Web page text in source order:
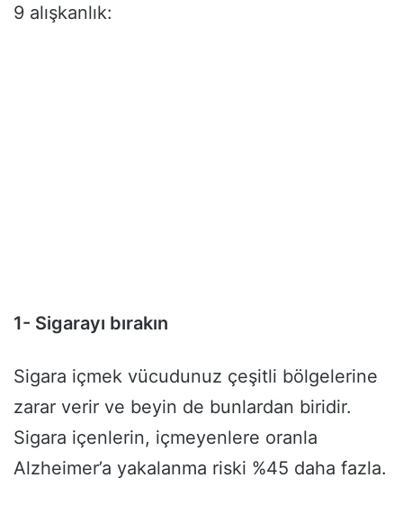
9 alışkanlık:
1- Sigarayı bırakın
Sigara içmek vücudunuz çeşitli bölgelerine
zarar verir ve beyin de bunlardan biridir.
Sigara içenlerin, içmeyenlere oranla
Alzheimer’a yakalanma riski %45 daha fazla.